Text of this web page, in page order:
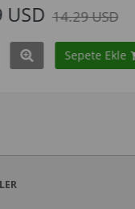
8.29 USD